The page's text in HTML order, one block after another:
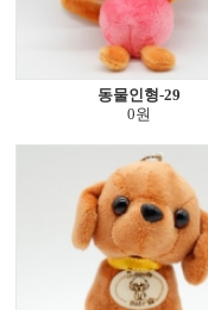
동물인형-29
0원